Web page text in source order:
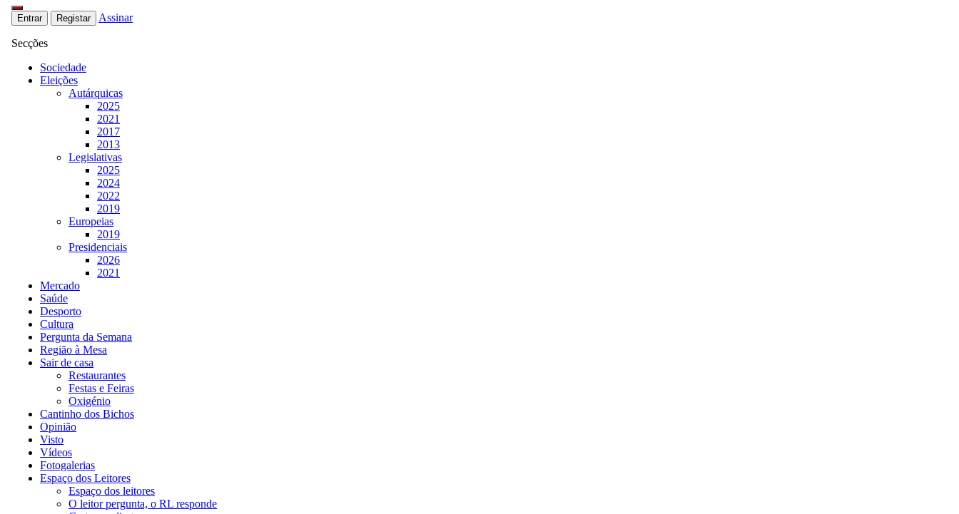
Entrar Registar Assinar
Secções
Sociedade
Eleições
Autárquicas
2025
2021
2017
2013
Legislativas
2025
2024
2022
2019
Europeias
2019
Presidenciais
2026
2021
Mercado
Saúde
Desporto
Cultura
Pergunta da Semana
Região à Mesa
Sair de casa
Restaurantes
Festas e Feiras
Oxigénio
Cantinho dos Bichos
Opinião
Visto
Vídeos
Fotogalerias
Espaço dos Leitores
Espaço dos leitores
O leitor pergunta, o RL responde